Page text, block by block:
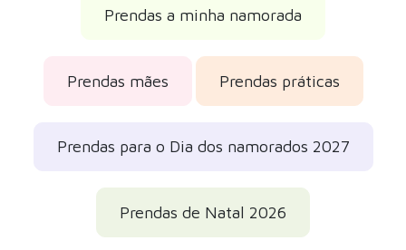
Prendas a minha namorada
Prendas mães Prendas práticas
Prendas para o Dia dos namorados 2027
Prendas de Natal 2026